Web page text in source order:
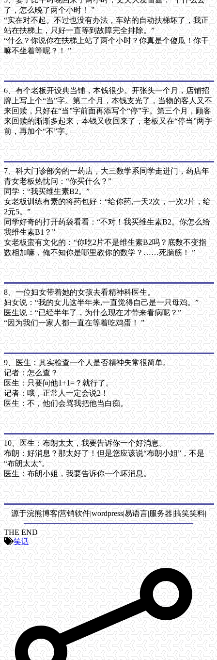
了，怎么晚了两个小时！ ”
“实在对不起。不过也没有办法，车站的自动扶梯坏了，我正
站在扶梯上，只好一直等到故障完全排除。”
“什么？你说你在扶梯上站了两个小时？你真是个傻瓜！你干
嘛不坐着等呢？！ ”
6、有个老板开设典当铺，本钱很少。开张头一个月，店铺招
牌上写上个“当”字。第二个月，本钱支光了，当物的客人又不
来回赎，只好在“当”字前面再添写个“停”字。第三个月，顾客
来回赎的渐渐多起来，本钱又收回来了，老板又在“停当”两字
前，再加个“不”字。
7、科大门诊部旁的一药店，大三数学系同学走进门，药店年
青女老板热忱问：“你买什么？”
同学：“我买维生素B2。”
女老板训练有素的将药包好：“给你药,一天2次，一次2片，给
2元5。”
同学好奇的打开药袋看看：“不对！我买维生素B2。你怎么给
我维生素B1？”
女老板蛮有文化的：“你吃2片不是维生素B2吗？底数不变指
数相加嘛，俺不知你是哪里教你的数学？……死脑筋！ ”
8、一位妇女带着她的女孩去看精神科医生。
妇女说：“我的女儿这半年来,一直觉得自己是一只母鸡。”
医生说：“已经半年了，为什么现在才带来看病呢？”
“因为我们一家人都一直在等着吃鸡蛋！ ”
9、医生：其实检查一个人是否精神失常很简单。
记者：怎么查？
医生：只要问他1+1=？就行了。
记者：哦，正常人一定会说2！
医生：不，他们会骂我把他当白痴。
10、医生：布朗太太，我要告诉你一个好消息。
布朗：好消息？那太好了！但是您应该说“布朗小姐”，不是
“布朗太太”。
医生：布朗小姐，我要告诉你一个坏消息。
源于浣熊博客|营销软件|wordpress|易语言|服务器|搞笑笑料|
THE END
笑话